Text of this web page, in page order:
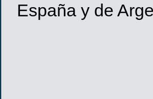
España y de